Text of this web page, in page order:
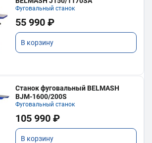
Фуговальный станок
55 990 ₽
В корзину
Станок фуговальный BELMASH
BJM-1600/200S
Фуговальный станок
105 990 ₽
В корзину